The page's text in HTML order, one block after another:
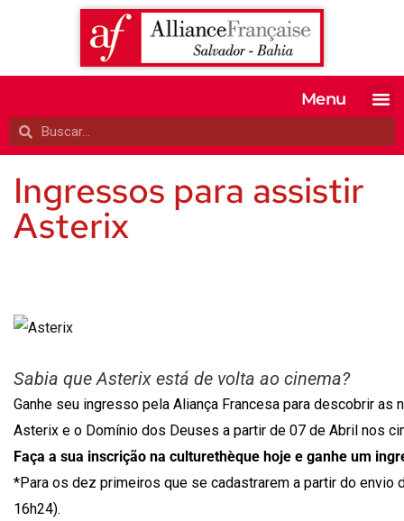
Menu
Ingressos para assistir
Asterix
Sabia que Asterix está de volta ao cinema?
Ganhe seu ingresso pela Aliança Francesa para descobrir
Asterix e o Domínio dos Deuses a partir de 07 de Abril nos
Faça a sua inscrição na culturethèque hoje e ganhe um
*Para os dez primeiros que se cadastrarem a partir do envio
16h24).